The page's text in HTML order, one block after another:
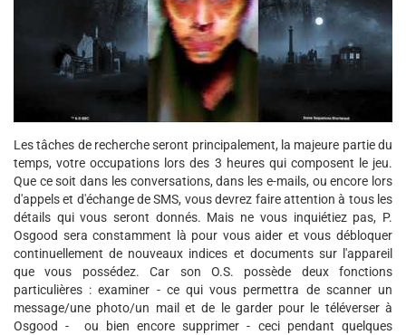
Les tâches de recherche seront principalement, la majeure partie du
temps, votre occupations lors des 3 heures qui composent le jeu.
Que ce soit dans les conversations, dans les e-mails, ou encore lors
d'appels et d'échange de SMS, vous devrez faire attention à tous les
détails qui vous seront donnés. Mais ne vous inquiétiez pas, P.
Osgood sera constamment là pour vous aider et vous débloquer
continuellement de nouveaux indices et documents sur l'appareil
que vous possédez. Car son O.S. possède deux fonctions
particulières : examiner - ce qui vous permettra de scanner un
message/une photo/un mail et de le garder pour le téléverser à
Osgood - ou bien encore supprimer - ceci pendant quelques